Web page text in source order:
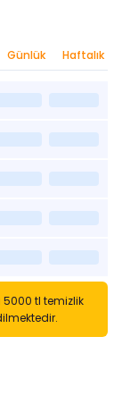
Günlük Haftalık
tl temizlik